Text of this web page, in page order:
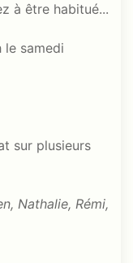
à être habitué...
le samedi
sur plusieurs
Nathalie, Rémi,